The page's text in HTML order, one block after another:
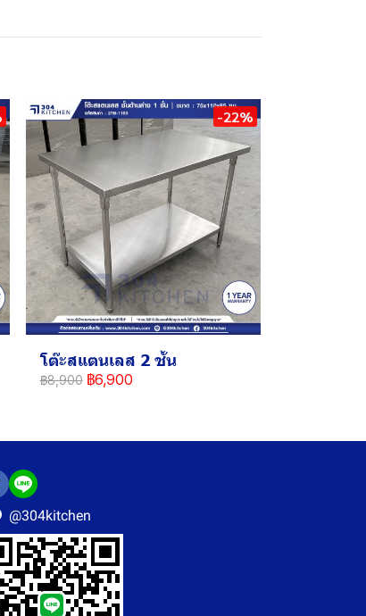
-22%
โต๊ะสแตนเลส 2 ชั้น
฿8,900 ฿6,900
@304kitchen